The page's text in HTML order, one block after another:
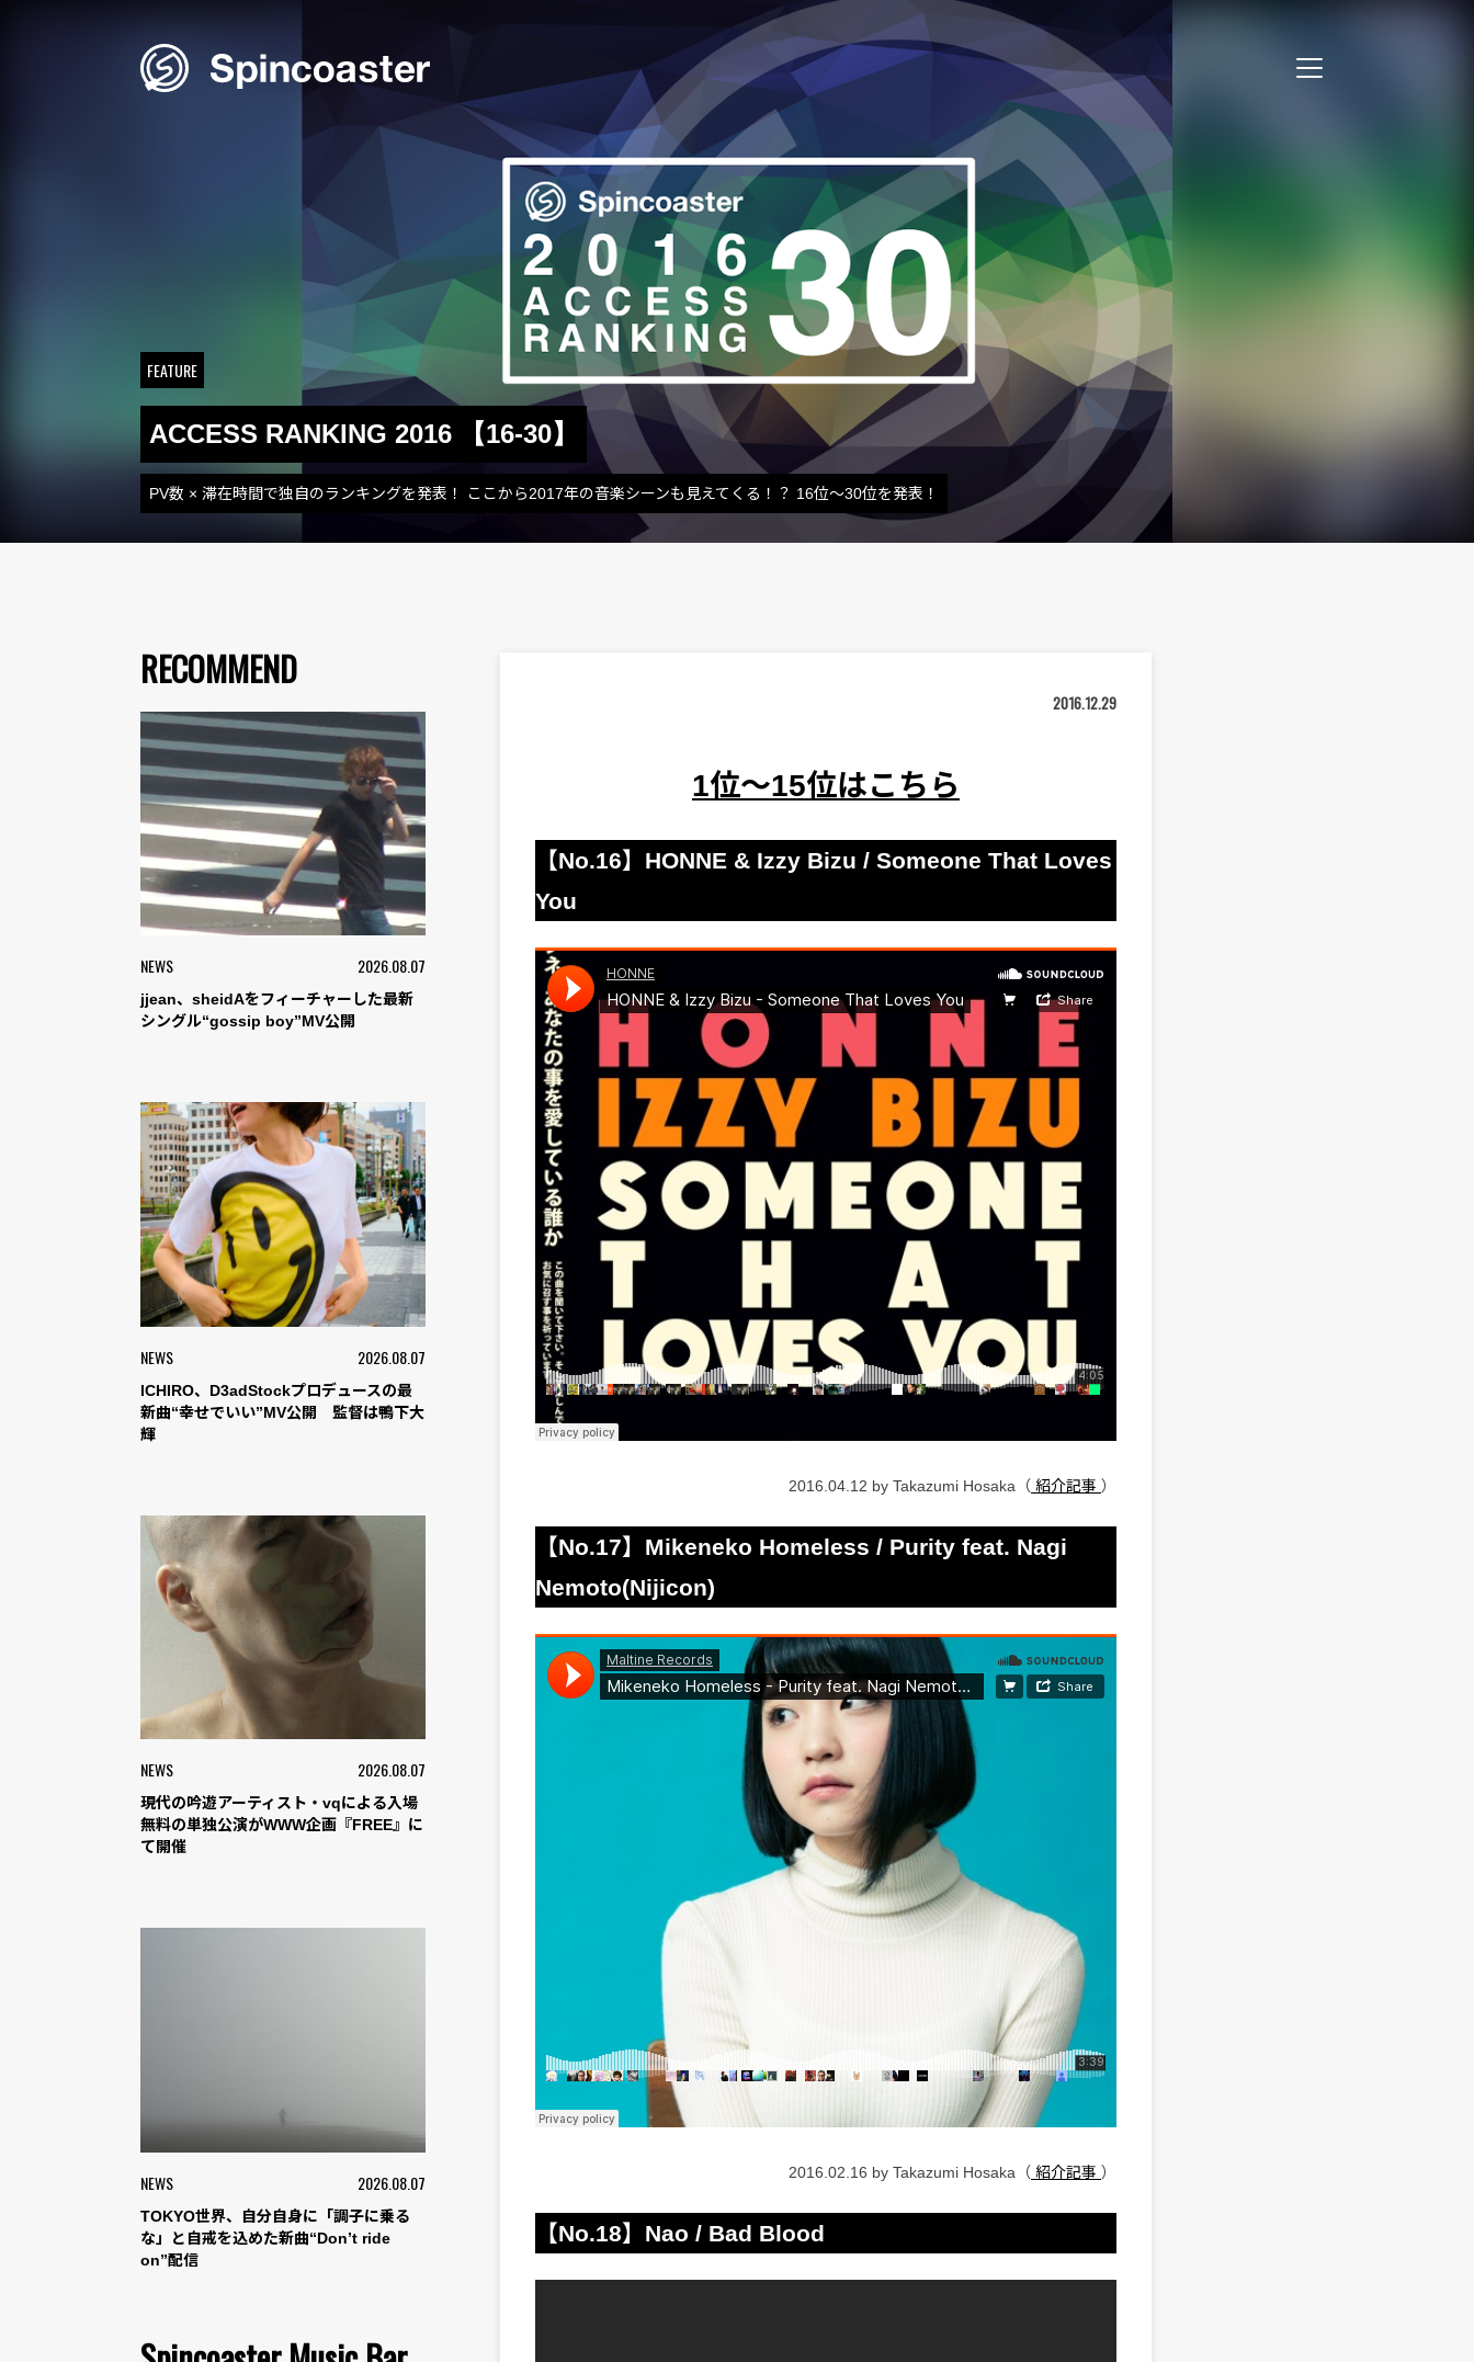
FEATURE
ACCESS RANKING 2016 【16-30】
PV数 × 滞在時間で独自のランキングを発表！ ここから2017年の音楽シーンも見えてくる！？ 16位〜30位を発表！
RECOMMEND
NEWS 2026.08.07
jjean、sheidAをフィーチャーした最新
シングル“gossip boy”MV公開
NEWS 2026.08.07
ICHIRO、D3adStockプロデュースの最
新曲“幸せでいい”MV公開 監督は鴨下大
輝
NEWS 2026.08.07
現代の吟遊アーティスト・vqによる入場
無料の単独公演がWWW企画『FREE』に
て開催
NEWS 2026.08.07
TOKYO世界、自分自身に「調子に乗る
な」と自戒を込めた新曲“Don’t ride
on”配信
2016.12.29
1位〜15位はこちら
【No.16】HONNE & Izzy Bizu / Someone That Loves
You
2016.04.12 by Takazumi Hosaka（ 紹介記事 ）
【No.17】Mikeneko Homeless / Purity feat. Nagi
Nemoto(Nijicon)
2016.02.16 by Takazumi Hosaka（ 紹介記事 ）
【No.18】Nao / Bad Blood